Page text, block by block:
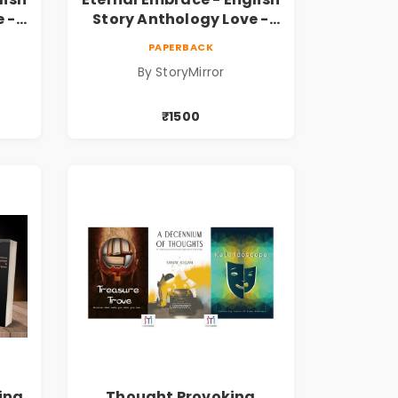
-
Story Anthology Love -
PAPERBACK
By StoryMirror
₹1500